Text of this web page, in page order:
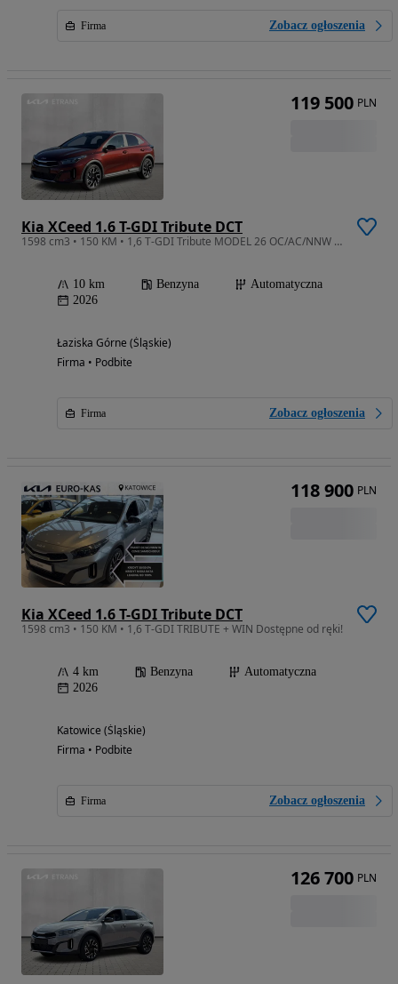
Firma Zobacz ogłoszenia
Kia XCeed 1.6 T-GDI Tribute DCT
1598 cm3 • 150 KM • 1,6 T-GDI Tribute MODEL 26 OC/AC/NNW W CENIE! Ostatnie sztuki !
10 km Benzyna
Automatyczna
2026
Łaziska Górne (Śląskie)
Firma • Podbite
Firma Zobacz ogłoszenia
119 500 PLN
Kia XCeed 1.6 T-GDI Tribute DCT
1598 cm3 • 150 KM • 1,6 T-GDI TRIBUTE + WIN Dostępne od ręki!
4 km Benzyna
Automatyczna
2026
Katowice (Śląskie)
Firma • Podbite
Firma Zobacz ogłoszenia
118 900 PLN
126 700 PLN